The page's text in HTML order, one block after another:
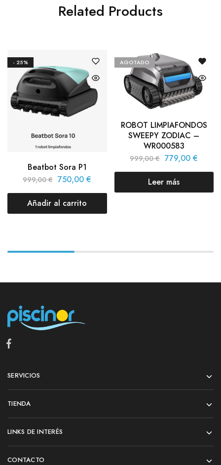
Related Products
- 25%
Beatbot Sora P1
999,00€ 750,00€
Añadir al carrito
AGOTADO
ROBOT LIMPIAFONDOS
SWEEPY ZODIAC –
WR000583
999,00€ 779,00€
Leer más
SERVICIOS
TIENDA
LINKS DE INTERÉS
CONTACTO